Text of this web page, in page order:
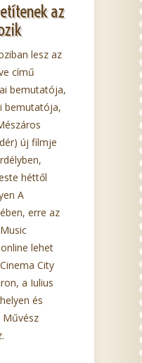
az
lesz az
című
bemutatója,
bemutatója,
új filmje
héttől
A
erre az
lehet
City
a Iulius
és
Művész